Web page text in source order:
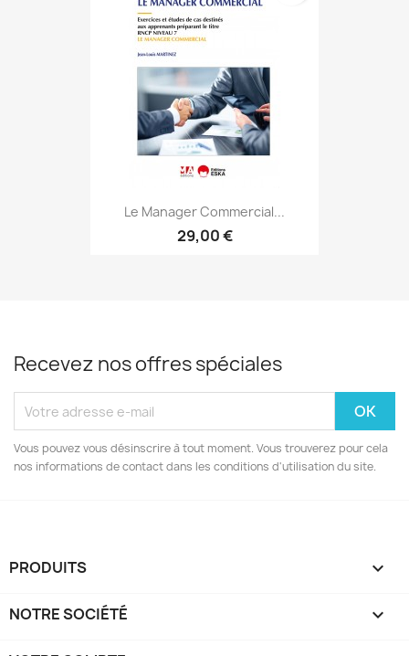
Le Manager Commercial...
29,00 €
Recevez nos offres spéciales
Vous pouvez vous désinscrire à tout moment. Vous trouverez pour cela
nos informations de contact dans les conditions d'utilisation du site.
PRODUITS 
NOTRE SOCIÉTÉ 